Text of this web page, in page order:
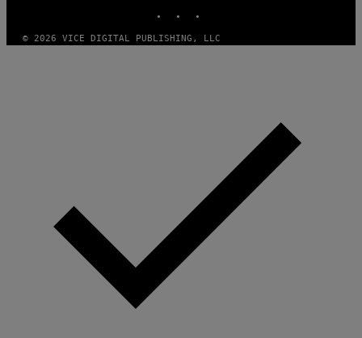
© 2026 VICE DIGITAL PUBLISHING, LLC